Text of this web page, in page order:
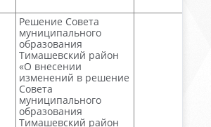
Решение Совета
муниципального
образования
Тимашевский район
«О внесении
изменений в решение
Совета
муниципального
образования
Тимашевский район